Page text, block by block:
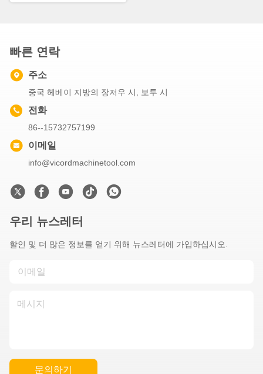
빠른 연락
주소
중국 헤베이 지방의 장저우 시, 보투 시
전화
86--15732757199
이메일
info@vicordmachinetool.com
우리 뉴스레터
할인 및 더 많은 정보를 얻기 위해 뉴스레터에 가입하십시오.
문의하기